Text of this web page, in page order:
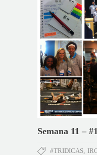
Semana 11 –
#TRIDICAS